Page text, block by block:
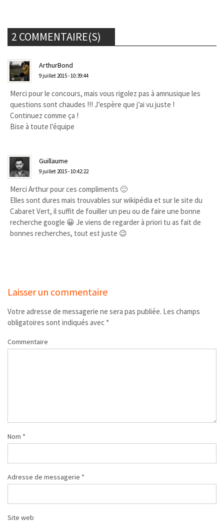
2 COMMENTAIRE(S)
ArthurBond
9 juillet 2015 - 10:39:44
Merci pour le concours, mais vous rigolez pas à amnusique les
questions sont chaudes !!! J’espère que j’ai vu juste !
Continuez comme ça !
Bise à toute l’équipe
Guillaume
9 juillet 2015 - 10:42:22
Merci Arthur pour ces compliments 🙂
Elles sont dures mais trouvables sur wikipédia et sur le site du
Cabaret Vert, il suffit de fouiller un peu ou de faire une bonne
recherche google 😀 Je viens de regarder à priori tu as fait de
bonnes recherches, tout est juste 😉
Laisser un commentaire
Votre adresse de messagerie ne sera pas publiée. Les champs
obligatoires sont indiqués avec *
Commentaire
Nom *
Adresse de messagerie *
Site web